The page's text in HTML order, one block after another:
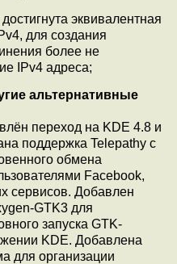
эквивалентная
для создания
более не
IPv4 адреса;
альтернативные
переход на KDE 4.8 и
поддержка Telepathy с
обмена
Facebook,
сервисов. Добавлен
GTK3 для
запуска GTK-
KDE. Добавлена
для организации